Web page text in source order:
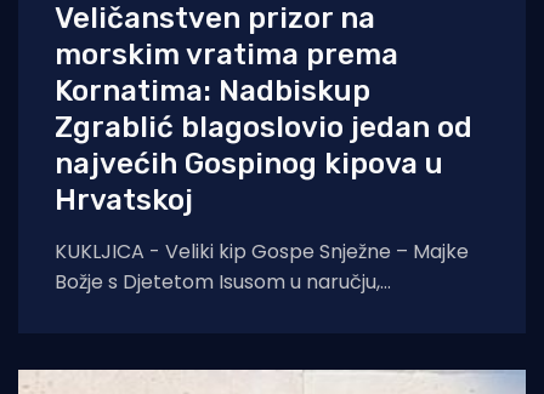
Veličanstven prizor na
morskim vratima prema
Kornatima: Nadbiskup
Zgrablić blagoslovio jedan od
najvećih Gospinog kipova u
Hrvatskoj
KUKLJICA - Veliki kip Gospe Snježne – Majke
Božje s Djetetom Isusom u naručju,